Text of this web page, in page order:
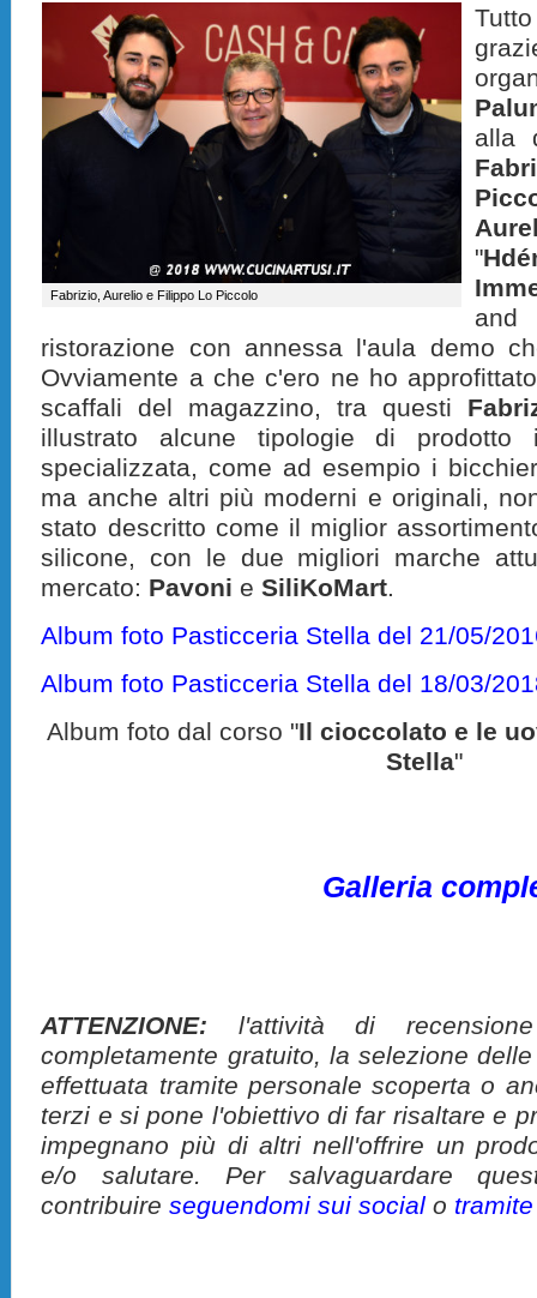
Fabrizio, Aurelio e Filippo Lo Piccolo
alla
"
and
ristorazione con annessa l'aula demo
Ovviamente a che c'ero ne ho
scaffali del magazzino, tra questi
illustrato alcune tipologie di
specializzata, come ad esempio i
ma anche altri più moderni e originali,
stato descritto come il miglior
silicone, con le due migliori marche
mercato: Pavoni eSiliKoMart.
Album foto Pasticceria Stella del 21/05/
Album foto Pasticceria Stella del 18/03/
Album foto dal corso "Il cioccolato e le
Stella"
Galleria
ATTENZIONE: l'attività di
completamente gratuito, la selezione
effettuata tramite personale scoperta o
terzi e si pone l'obiettivo di far risaltare e
impegnano più di altri nell'offrire un
e/o salutare. Per salvaguardare
contribuireseguendomi sui social o